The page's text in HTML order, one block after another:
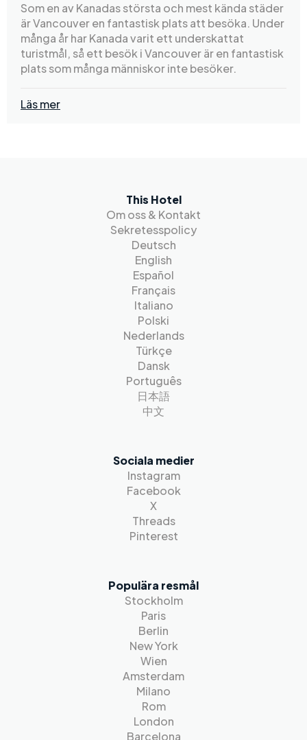
Som en av Kanadas största och mest kända städer
är Vancouver en fantastisk plats att besöka. Under
många år har Kanada varit ett underskattat
turistmål, så ett besök i Vancouver är en fantastisk
plats som många människor inte besöker.
Läs mer
This Hotel
Om oss & Kontakt
Sekretesspolicy
Deutsch
English
Español
Français
Italiano
Polski
Nederlands
Türkçe
Dansk
Português
日本語
中文
Sociala medier
Instagram
Facebook
X
Threads
Pinterest
Populära resmål
Stockholm
Paris
Berlin
New York
Wien
Amsterdam
Milano
Rom
London
Barcelona